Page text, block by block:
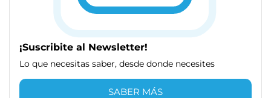
¡Suscribite al Newsletter!
Lo que necesitas saber, desde donde necesites
SABER MÁS